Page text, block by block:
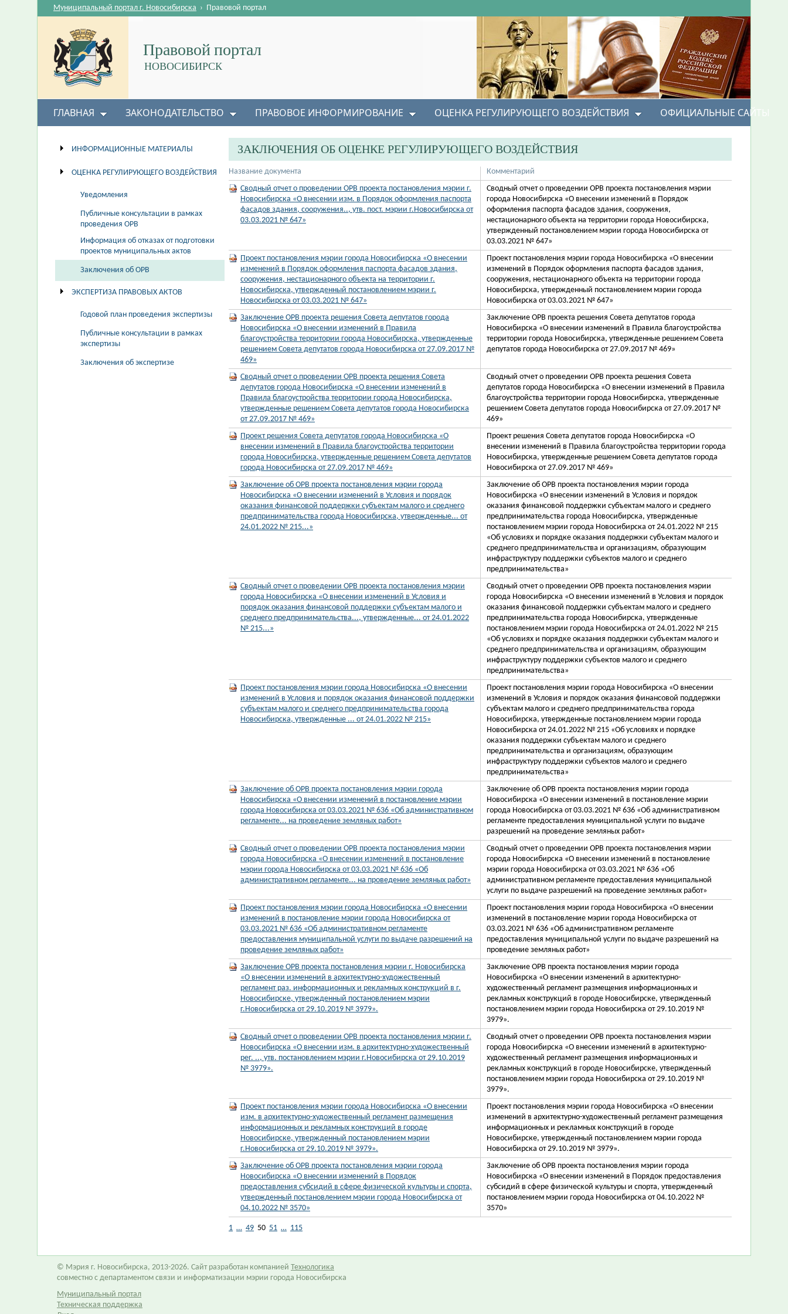
Правовой портал
НОВОСИБИРСК
Муниципальный портал г. Новосибирска › Правовой портал
ГЛАВНАЯ ЗАКОНОДАТЕЛЬСТВО ПРАВОВОЕ ИНФОРМИРОВАНИЕ ОЦЕНКА РЕГУЛИРУЮЩЕГО ВОЗДЕЙСТВИЯ ОФИЦИАЛЬНЫЕ САЙТЫ
ИНФОРМАЦИОННЫЕ МАТЕРИАЛЫ
ОЦЕНКА РЕГУЛИРУЮЩЕГО ВОЗДЕЙСТВИЯ
Уведомления
Публичные консультации в рамках
проведения ОРВ
Информация об отказах от подготовки
проектов муниципальных актов
Заключения об ОРВ
ЭКСПЕРТИЗА ПРАВОВЫХ АКТОВ
Годовой план проведения экспертизы
Публичные консультации в рамках
экспертизы
Заключения об экспертизе
ЗАКЛЮЧЕНИЯ ОБ ОЦЕНКЕ РЕГУЛИРУЮЩЕГО ВОЗДЕЙСТВИЯ
Название документа
Комментарий
Сводный отчет о проведении ОРВ проекта постановления мэрии г.
Новосибирска «О внесении изм. в Порядок оформления паспорта
фасадов здания, сооружения.., утв. пост. мэрии г.Новосибирска от
03.03.2021 № 647»
Сводный отчет о проведении ОРВ проекта постановления мэрии
города Новосибирска «О внесении изменений в Порядок
оформления паспорта фасадов здания, сооружения,
нестационарного объекта на территории города Новосибирска,
утвержденный постановлением мэрии города Новосибирска от
03.03.2021 № 647»
Проект постановления мэрии города Новосибирска «О внесении
изменений в Порядок оформления паспорта фасадов здания,
сооружения, нестационарного объекта на территории г.
Новосибирска, утвержденный постановлением мэрии г.
Новосибирска от 03.03.2021 № 647»
Проект постановления мэрии города Новосибирска «О внесении
изменений в Порядок оформления паспорта фасадов здания,
сооружения, нестационарного объекта на территории города
Новосибирска, утвержденный постановлением мэрии города
Новосибирска от 03.03.2021 № 647»
Заключение ОРВ проекта решения Совета депутатов города
Новосибирска «О внесении изменений в Правила
благоустройства территории города Новосибирска, утвержденные
решением Совета депутатов города Новосибирска от 27.09.2017 №
469»
Заключение ОРВ проекта решения Совета депутатов города
Новосибирска «О внесении изменений в Правила благоустройства
территории города Новосибирска, утвержденные решением Совета
депутатов города Новосибирска от 27.09.2017 № 469»
Сводный отчет о проведении ОРВ проекта решения Совета
депутатов города Новосибирска «О внесении изменений в
Правила благоустройства территории города Новосибирска,
утвержденные решением Совета депутатов города Новосибирска
от 27.09.2017 № 469»
Сводный отчет о проведении ОРВ проекта решения Совета
депутатов города Новосибирска «О внесении изменений в Правила
благоустройства территории города Новосибирска, утвержденные
решением Совета депутатов города Новосибирска от 27.09.2017 №
469»
Проект решения Совета депутатов города Новосибирска «О
внесении изменений в Правила благоустройства территории
города Новосибирска, утвержденные решением Совета депутатов
города Новосибирска от 27.09.2017 № 469»
Проект решения Совета депутатов города Новосибирска «О
внесении изменений в Правила благоустройства территории города
Новосибирска, утвержденные решением Совета депутатов города
Новосибирска от 27.09.2017 № 469»
Заключение об ОРВ проекта постановления мэрии города
Новосибирска «О внесении изменений в Условия и порядок
оказания финансовой поддержки субъектам малого и среднего
предпринимательства города Новосибирска, утвержденные... от
24.01.2022 № 215...»
Заключение об ОРВ проекта постановления мэрии города
Новосибирска «О внесении изменений в Условия и порядок
оказания финансовой поддержки субъектам малого и среднего
предпринимательства города Новосибирска, утвержденные
постановлением мэрии города Новосибирска от 24.01.2022 № 215
«Об условиях и порядке оказания поддержки субъектам малого и
среднего предпринимательства и организациям, образующим
инфраструктуру поддержки субъектов малого и среднего
предпринимательства»
Сводный отчет о проведении ОРВ проекта постановления мэрии
города Новосибирска «О внесении изменений в Условия и
порядок оказания финансовой поддержки субъектам малого и
среднего предпринимательства..., утвержденные... от 24.01.2022
№ 215...»
Сводный отчет о проведении ОРВ проекта постановления мэрии
города Новосибирска «О внесении изменений в Условия и порядок
оказания финансовой поддержки субъектам малого и среднего
предпринимательства города Новосибирска, утвержденные
постановлением мэрии города Новосибирска от 24.01.2022 № 215
«Об условиях и порядке оказания поддержки субъектам малого и
среднего предпринимательства и организациям, образующим
инфраструктуру поддержки субъектов малого и среднего
предпринимательства»
Проект постановления мэрии города Новосибирска «О внесении
изменений в Условия и порядок оказания финансовой поддержки
субъектам малого и среднего предпринимательства города
Новосибирска, утвержденные ... от 24.01.2022 № 215»
Проект постановления мэрии города Новосибирска «О внесении
изменений в Условия и порядок оказания финансовой поддержки
субъектам малого и среднего предпринимательства города
Новосибирска, утвержденные постановлением мэрии города
Новосибирска от 24.01.2022 № 215 «Об условиях и порядке
оказания поддержки субъектам малого и среднего
предпринимательства и организациям, образующим
инфраструктуру поддержки субъектов малого и среднего
предпринимательства»
Заключение об ОРВ проекта постановления мэрии города
Новосибирска «О внесении изменений в постановление мэрии
города Новосибирска от 03.03.2021 № 636 «Об административном
регламенте... на проведение земляных работ»
Заключение об ОРВ проекта постановления мэрии города
Новосибирска «О внесении изменений в постановление мэрии
города Новосибирска от 03.03.2021 № 636 «Об административном
регламенте предоставления муниципальной услуги по выдаче
разрешений на проведение земляных работ»
Сводный отчет о проведении ОРВ проекта постановления мэрии
города Новосибирска «О внесении изменений в постановление
мэрии города Новосибирска от 03.03.2021 № 636 «Об
административном регламенте... на проведение земляных работ»
Сводный отчет о проведении ОРВ проекта постановления мэрии
города Новосибирска «О внесении изменений в постановление
мэрии города Новосибирска от 03.03.2021 № 636 «Об
административном регламенте предоставления муниципальной
услуги по выдаче разрешений на проведение земляных работ»
Проект постановления мэрии города Новосибирска «О внесении
изменений в постановление мэрии города Новосибирска от
03.03.2021 № 636 «Об административном регламенте
предоставления муниципальной услуги по выдаче разрешений на
проведение земляных работ»
Проект постановления мэрии города Новосибирска «О внесении
изменений в постановление мэрии города Новосибирска от
03.03.2021 № 636 «Об административном регламенте
предоставления муниципальной услуги по выдаче разрешений на
проведение земляных работ»
Заключение ОРВ проекта постановления мэрии г. Новосибирска
«О внесении изменений в архитектурно-художественный
регламент раз. информационных и рекламных конструкций в г.
Новосибирске, утвержденный постановлением мэрии
г.Новосибирска от 29.10.2019 № 3979».
Заключение ОРВ проекта постановления мэрии города
Новосибирска «О внесении изменений в архитектурно-
художественный регламент размещения информационных и
рекламных конструкций в городе Новосибирске, утвержденный
постановлением мэрии города Новосибирска от 29.10.2019 №
3979».
Сводный отчет о проведении ОРВ проекта постановления мэрии г.
Новосибирска «О внесении изм. в архитектурно-художественный
рег. .., утв. постановлением мэрии г.Новосибирска от 29.10.2019
№ 3979».
Сводный отчет о проведении ОРВ проекта постановления мэрии
города Новосибирска «О внесении изменений в архитектурно-
художественный регламент размещения информационных и
рекламных конструкций в городе Новосибирске, утвержденный
постановлением мэрии города Новосибирска от 29.10.2019 №
3979».
Проект постановления мэрии города Новосибирска «О внесении
изм. в архитектурно-художественный регламент размещения
информационных и рекламных конструкций в городе
Новосибирске, утвержденный постановлением мэрии
г.Новосибирска от 29.10.2019 № 3979».
Проект постановления мэрии города Новосибирска «О внесении
изменений в архитектурно-художественный регламент размещения
информационных и рекламных конструкций в городе
Новосибирске, утвержденный постановлением мэрии города
Новосибирска от 29.10.2019 № 3979».
Заключение об ОРВ проекта постановления мэрии города
Новосибирска «О внесении изменений в Порядок
предоставления субсидий в сфере физической культуры и спорта,
утвержденный постановлением мэрии города Новосибирска от
04.10.2022 № 3570»
Заключение об ОРВ проекта постановления мэрии города
Новосибирска «О внесении изменений в Порядок предоставления
субсидий в сфере физической культуры и спорта, утвержденный
постановлением мэрии города Новосибирска от 04.10.2022 №
3570»
1 … 49 50 51 … 115
© Мэрия г. Новосибирска, 2013-2026. Сайт разработан компанией Технологика
совместно с департаментом связи и информатизации мэрии города Новосибирска
Муниципальный портал
Техническая поддержка